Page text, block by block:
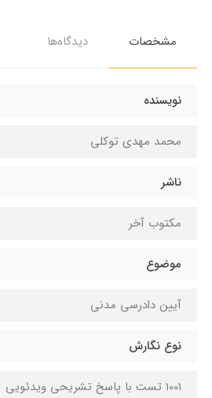
مشخصات دیدگاه‌ها
نویسنده
محمد مهدی توکلی
ناشر
مکتوب آخر
موضوع
آیین دادرسی مدنی
نوع نگارش
1001 تست با پاسخ تشريحي ویدئویی